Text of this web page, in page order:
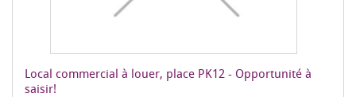
Local commercial à louer, place PK12 - Opportunité à
saisir!